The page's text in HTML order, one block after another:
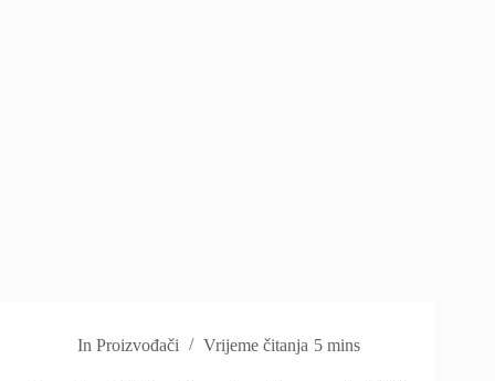
In Proizvođači Vrijeme čitanja 5 mins